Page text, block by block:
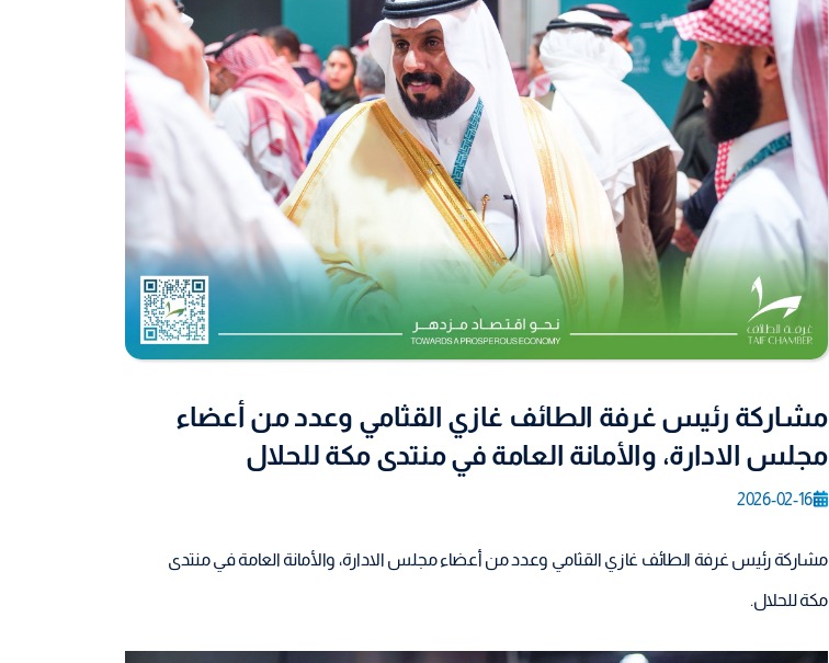
مشاركة رئيس غرفة الطائف غازي القثامي وعدد من أعضاء
مجلس الادارة، والأمانة العامة في منتدى مكة للحلال
2026-02-16
مشاركة رئيس غرفة الطائف غازي القثامي وعدد من أعضاء مجلس الادارة، والأمانة العامة في منتدى
مكة للحلال.